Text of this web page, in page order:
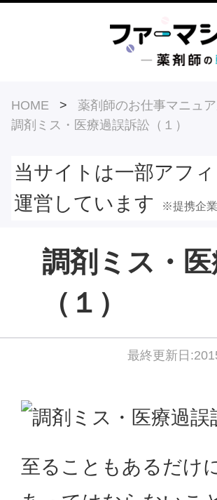
HOME > 薬剤師のお仕事マニュ
調剤ミス・医療過誤訴訟（１）
当サイトは一部アフ
運営しています
※提携企
調剤ミス・
（１）
最終更新日
至ることもあるだけ